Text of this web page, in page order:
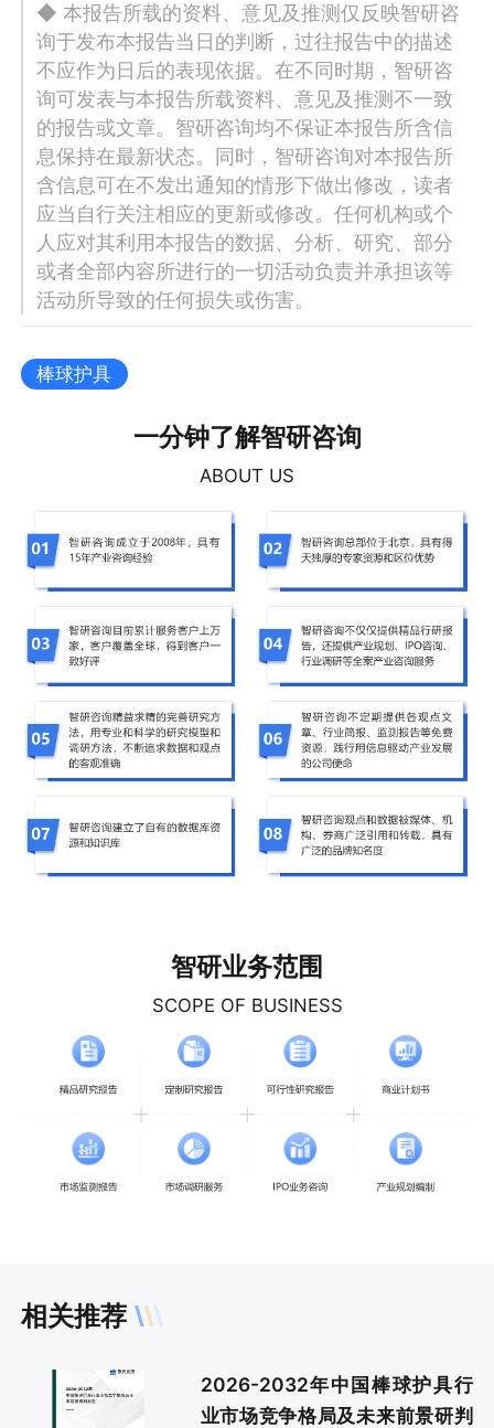
◆ 本报告所载的资料、意见及推测仅反映智研咨
询于发布本报告当日的判断，过往报告中的描述
不应作为日后的表现依据。在不同时期，智研咨
询可发表与本报告所载资料、意见及推测不一致
的报告或文章。智研咨询均不保证本报告所含信
息保持在最新状态。同时，智研咨询对本报告所
含信息可在不发出通知的情形下做出修改，读者
应当自行关注相应的更新或修改。任何机构或个
人应对其利用本报告的数据、分析、研究、部分
或者全部内容所进行的一切活动负责并承担该等
活动所导致的任何损失或伤害。
棒球护具
一分钟了解智研咨询
ABOUT US
智研业务范围
SCOPE OF BUSINESS
相关推荐
2026-2032年中国棒球护具行
业市场竞争格局及未来前景研判